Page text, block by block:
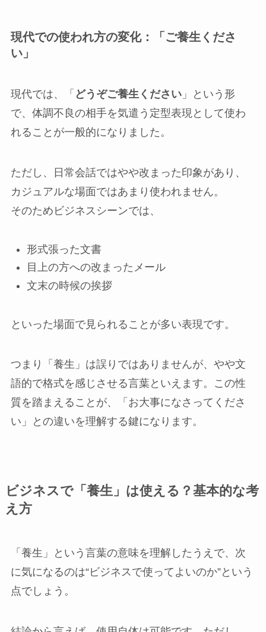
現代での使われ方の変化：「ご養生くださ
い」
現代では、「 どうぞご養生ください」という形
で、体調不良の相手を気遣う定型表現として使わ
れることが一般的になりました。
ただし、日常会話ではやや改まった印象があり、
カジュアルな場面ではあまり使われません。
そのためビジネスシーンでは、
形式張った文書
目上の方への改まったメール
文末の時候の挨拶
といった場面で見られることが多い表現です。
つまり「養生」は誤りではありませんが、やや文
語的で格式を感じさせる言葉といえます。この性
質を踏まえることが、「お大事になさってくださ
い」との違いを理解する鍵になります。
ビジネスで「養生」は使える？基本的な考
え方
「養生」という言葉の意味を理解したうえで、次
に気になるのは“ビジネスで使ってよいのか”という
点でしょう。